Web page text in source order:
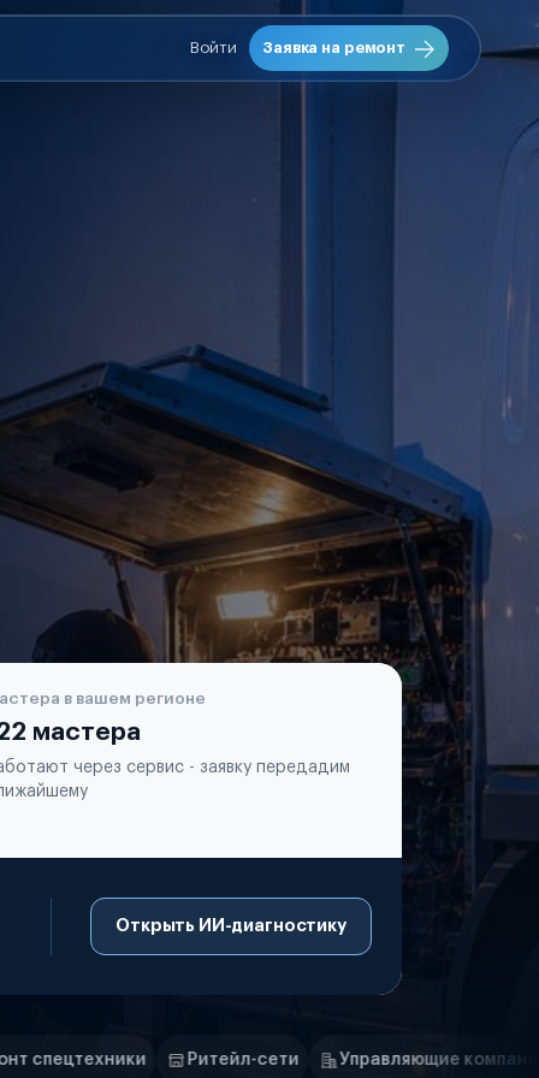
Войти Заявка на ремонт
в вашем регионе
мастера
через сервис - заявку передадим
Открыть ИИ-диагностику
Ритейл-сети Управляющие компании Страховые